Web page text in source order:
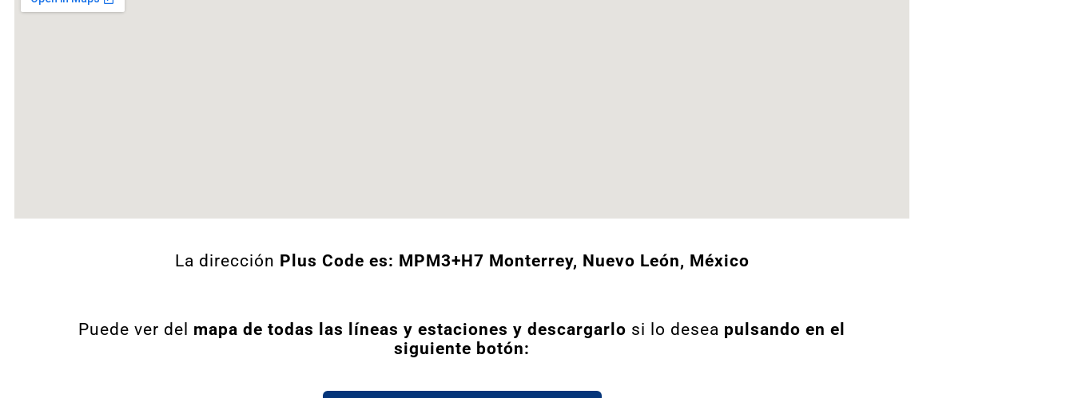
La dirección Plus Code es: MPM3+H7 Monterrey, Nuevo León, México
Puede ver del mapa de todas las líneas y estaciones y descargarlo si lo desea pulsando en el
siguiente botón: